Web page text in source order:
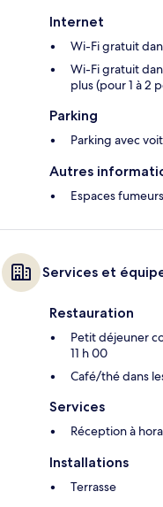
Internet
Wi-Fi gratuit
Wi-Fi gratuit
plus (pour 1 à 2
Parking
Parking avec
Autres
Espaces
Services et
Restauration
Petit déjeuner
11 h 00
Café/thé dans
Services
Réception à
Installations
Terrasse